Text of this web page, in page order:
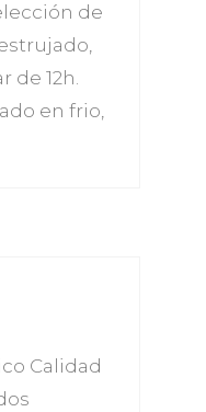
de
de 12h.
en frio,
Calidad